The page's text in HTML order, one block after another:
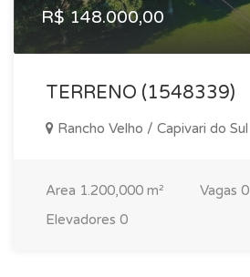
R$ 148.000,00
TERRENO (1548339)
Rancho Velho / Capivari do Sul
Area 1.200,000 m² Vagas 0
Elevadores 0